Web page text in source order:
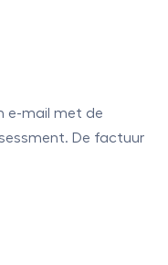
e-mail met de
De factuur